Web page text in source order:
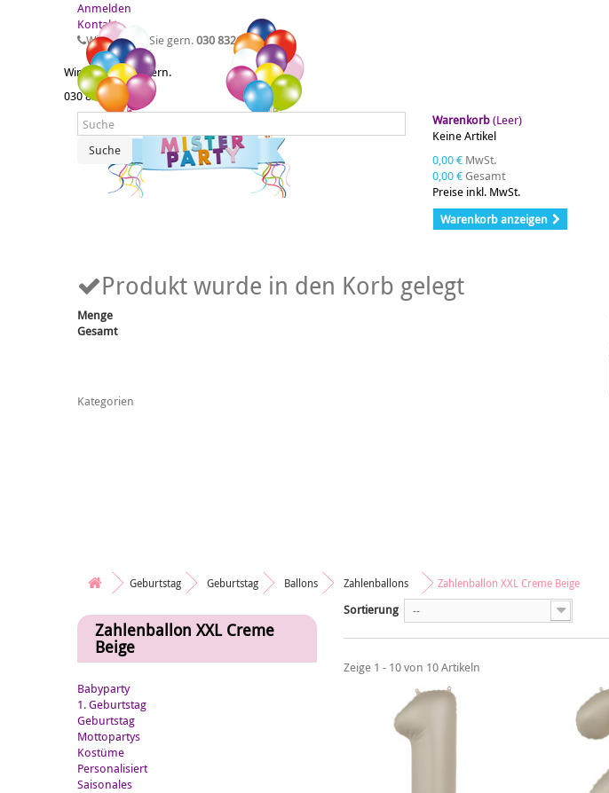
Anmelden
Kontakt
Wir beraten Sie gern.030 83211958
Wir beraten Sie gern.
030 83211958
Suche
Warenkorb(Leer)
Keine Artikel
0,00 € MwSt.
0,00 €Gesamt
Preise inkl. MwSt.
Warenkorb anzeigen
Produkt wurde in den Korb gelegt
Menge
Gesamt
Kategorien
Geburtstag Geburtstag Ballons Zahlenballons Zahlenballon XXL Creme Beige
Zahlenballon XXL Creme
Beige
Babyparty
1. Geburtstag
Geburtstag
Mottopartys
Kostüme
Personalisiert
Saisonales
Sortierung --
Zeige 1 - 10 von 10 Artikeln